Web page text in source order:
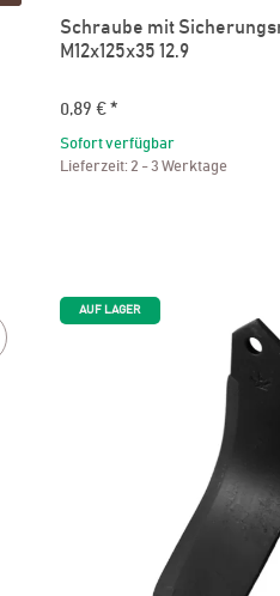
Schraube mit
M12x125x35 12.9
0,89 € *
Sofort verfügbar
Lieferzeit: 2 - 3 Werktage
AUF LAGER